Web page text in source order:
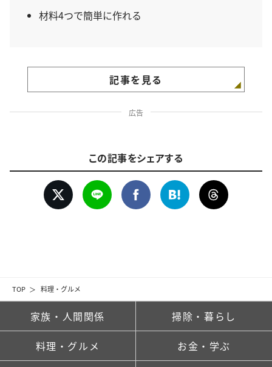
TOP 料理・グルメ
材料4つで簡単に作れる
記事を見る
広告
この記事をシェアする
家族・人間関係 掃除・暮らし
料理・グルメ お金・学ぶ